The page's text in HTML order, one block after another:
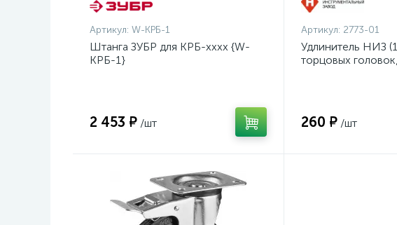
Артикул: W-КРБ-1
Штанга ЗУБР для КРБ-хххх {W-
КРБ-1}
2 453 ₽ /шт
Артикул: 2773-01
Удлинитель НИЗ
торцовых
260 ₽ /шт